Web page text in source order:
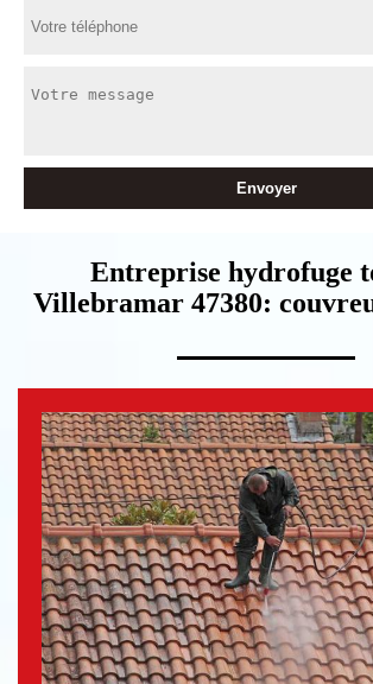
Entreprise hydrofuge
Villebramar 47380: